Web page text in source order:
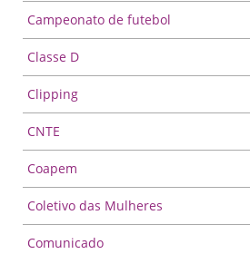
Campeonato de futebol
Classe D
Clipping
CNTE
Coapem
Coletivo das Mulheres
Comunicado